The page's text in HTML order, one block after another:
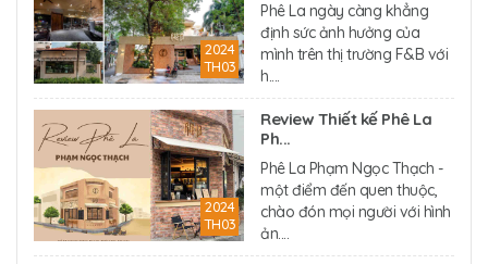
2024
TH03
Phê La ngày càng khẳng
định sức ảnh hưởng của
mình trên thị trường F&B với
h....
2024
TH03
Review Thiết kế Phê La
Ph...
Phê La Phạm Ngọc Thạch -
một điểm đến quen thuộc,
chào đón mọi người với hình
ản....